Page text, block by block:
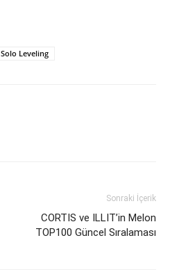
Solo Leveling
Sonraki İçerik
CORTIS ve ILLIT’in Melon
TOP100 Güncel Sıralaması